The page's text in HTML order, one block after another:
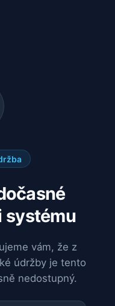
systému
vám, že z
údržby je tento
nedostupný.